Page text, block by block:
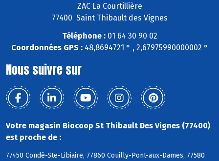
ZAC La Courtillière
77400 Saint Thibault des Vignes
Téléphone :01 64 30 90 02
Coordonnées GPS :48,8694721 ° , 2,67975990000002 °
Nous suivre sur
Votre magasin Biocoop St Thibault Des Vignes (77400)
est proche de :
77450 Condé-Ste-Libiaire, 77860 Couilly-Pont-aux-Dames, 77580